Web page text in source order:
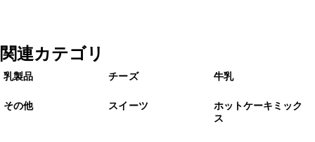
関連カテゴリ
乳製品 チーズ 牛乳
その他 スイーツ
ホットケーキミック
ス